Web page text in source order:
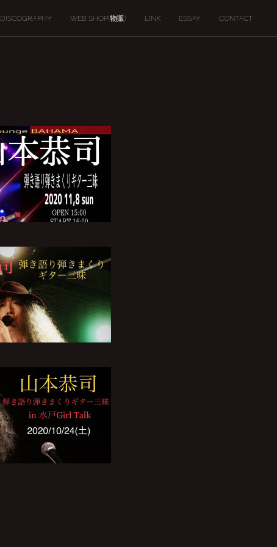
DISCOGRAPHY WEB SHOP(物販) LINK ESSAY CONTACT